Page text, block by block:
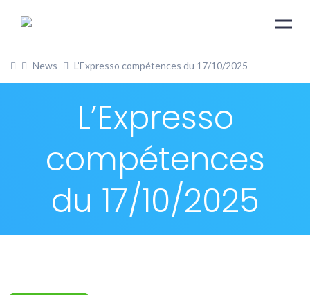
News L’Expresso compétences du 17/10/2025
L’Expresso
compétences
du 17/10/2025